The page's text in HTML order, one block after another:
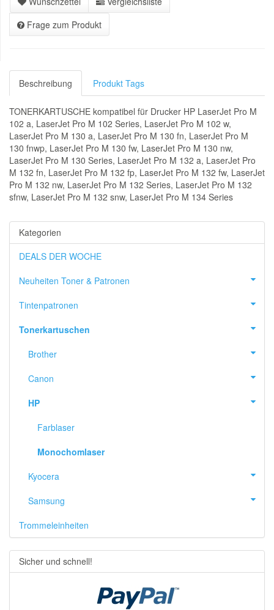
Frage zum Produkt
Beschreibung Produkt Tags
TONERKARTUSCHE kompatibel für Drucker HP LaserJet Pro M
102 a, LaserJet Pro M 102 Series, LaserJet Pro M 102 w,
LaserJet Pro M 130 a, LaserJet Pro M 130 fn, LaserJet Pro M
130 fnwp, LaserJet Pro M 130 fw, LaserJet Pro M 130 nw,
LaserJet Pro M 130 Series, LaserJet Pro M 132 a, LaserJet Pro
M 132 fn, LaserJet Pro M 132 fp, LaserJet Pro M 132 fw, LaserJet
Pro M 132 nw, LaserJet Pro M 132 Series, LaserJet Pro M 132
sfnw, LaserJet Pro M 132 snw, LaserJet Pro M 134 Series
Kategorien
DEALS DER WOCHE
Neuheiten Toner & Patronen
Tintenpatronen
Tonerkartuschen
Brother
Canon
HP
Farblaser
Monochomlaser
Kyocera
Samsung
Trommeleinheiten
Sicher und schnell!